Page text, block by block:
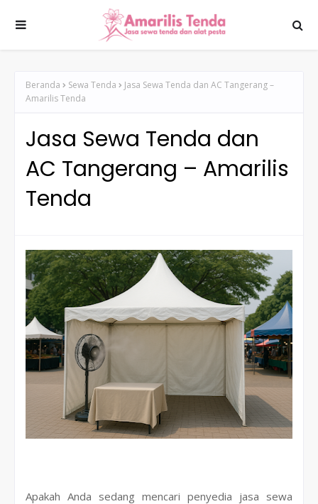
Beranda Sewa Tenda
Jasa Sewa Tenda dan AC Tangerang –
Amarilis Tenda
Jasa Sewa Tenda dan
AC Tangerang – Amarilis
Tenda
Apakah Anda sedang mencari penyedia jasa sewa